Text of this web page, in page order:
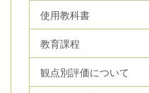
使用教科書
教育課程
観点別評価について